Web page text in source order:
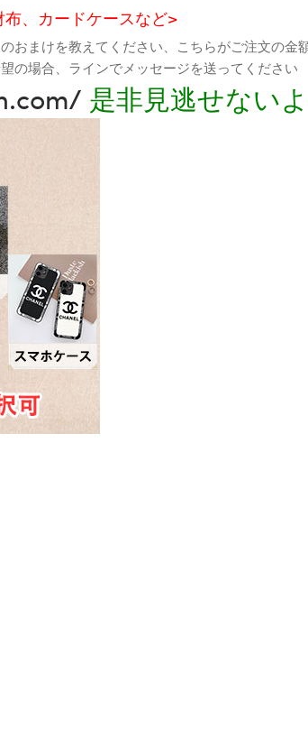
、カードケースなど>
まけを教えてください、こちらがご注文の金
の場合、ラインでメッセージを送ってください
是非見逃せない